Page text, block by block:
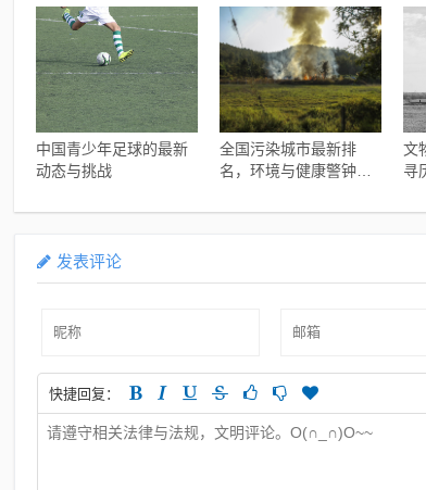
中国青少年足球的最新
动态与挑战
全国污染城市最新排
名，环境与健康警钟长
文
寻
发表评论
快捷回复：